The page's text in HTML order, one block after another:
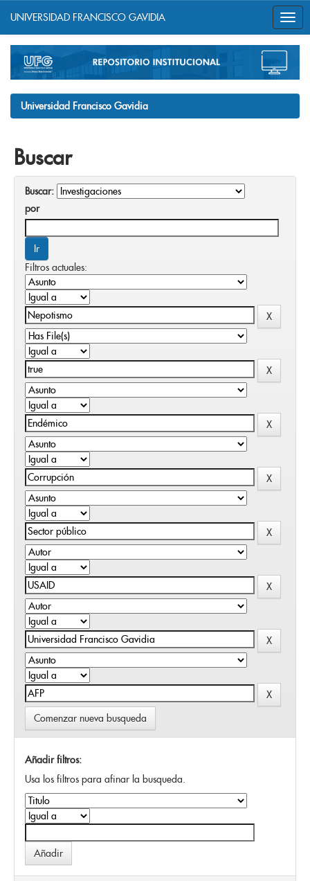
navigation
UNIVERSIDAD FRANCISCO GAVIDIA
Universidad Francisco Gavidia
Buscar
Buscar:
por
Filtros actuales:
Comenzar nueva busqueda
Añadir filtros:
Usa los filtros para afinar la busqueda.